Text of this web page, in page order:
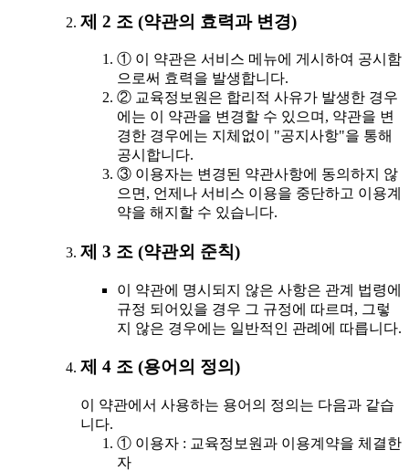
제 2 조 (약관의 효력과 변경)
① 이 약관은 서비스 메뉴에 게시하여 공시함
으로써 효력을 발생합니다.
② 교육정보원은 합리적 사유가 발생한 경우
에는 이 약관을 변경할 수 있으며, 약관을 변
경한 경우에는 지체없이 "공지사항"을 통해
공시합니다.
③ 이용자는 변경된 약관사항에 동의하지 않
으면, 언제나 서비스 이용을 중단하고 이용계
약을 해지할 수 있습니다.
제 3 조 (약관외 준칙)
이 약관에 명시되지 않은 사항은 관계 법령에
규정 되어있을 경우 그 규정에 따르며, 그렇
지 않은 경우에는 일반적인 관례에 따릅니다.
제 4 조 (용어의 정의)
이 약관에서 사용하는 용어의 정의는 다음과 같습
니다.
① 이용자 : 교육정보원과 이용계약을 체결한
자